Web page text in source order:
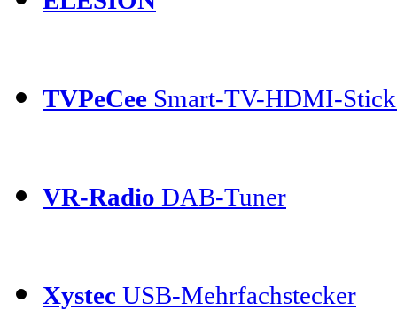
TVPeCee Smart-TV-HDMI-
VR-Radio DAB-Tuner
Xystec USB-Mehrfachstecker